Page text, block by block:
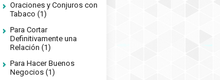
Oraciones y Conjuros con
Tabaco (1)
Para Cortar
Definitivamente una
Relación (1)
Para Hacer Buenos
Negocios (1)